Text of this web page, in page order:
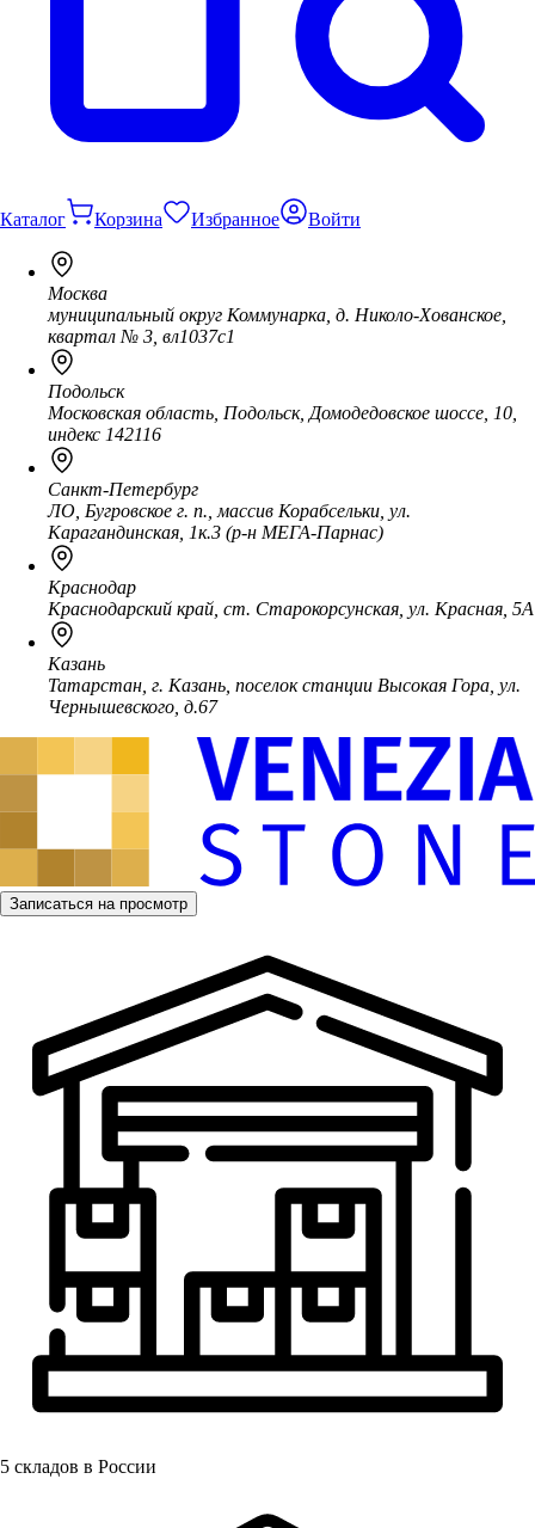
Каталог Корзина Избранное Войти
Москва
муниципальный округ Коммунарка, д. Николо-Хованское,
квартал № 3, вл1037с1
Подольск
Московская область, Подольск, Домодедовское шоссе, 10,
индекс 142116
Санкт-Петербург
ЛО, Бугровское г. п., массив Корабсельки, ул.
Карагандинская, 1к.3 (р-н МЕГА-Парнас)
Краснодар
Краснодарский край, ст. Старокорсунская, ул. Красная, 5А
Казань
Татарстан, г. Казань, поселок станции Высокая Гора, ул.
Чернышевского, д.67
Записаться на просмотр
5 складов в России